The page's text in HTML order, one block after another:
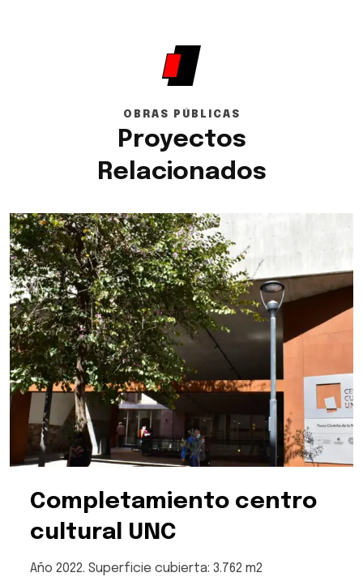
OBRAS PÚBLICAS
Proyectos
Relacionados
Completamiento centro
cultural UNC
Año 2022. Superficie cubierta: 3.762 m2